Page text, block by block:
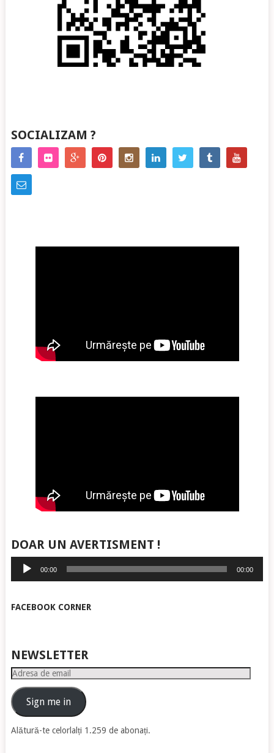
SOCIALIZAM ?
DOAR UN AVERTISMENT !
Player
audio
00:00 00:00
FACEBOOK CORNER
NEWSLETTER
Adresa
emailSign me in
Alătură-te celorlalți 1.259 de abonați.